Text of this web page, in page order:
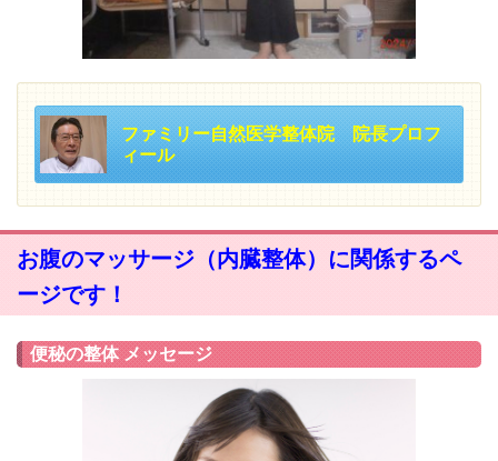
ファミリー自然医学整体院 院長プロフ
ィール
お腹のマッサージ（内臓整体）に関係するペ
ージです！
便秘の整体 メッセージ